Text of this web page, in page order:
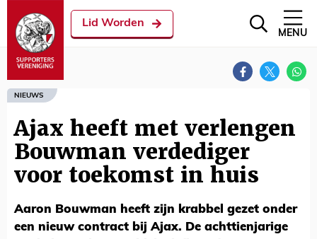
Lid Worden
MENU
NIEUWS
Ajax heeft met verlengen
Bouwman verdediger
voor toekomst in huis
Aaron Bouwman heeft zijn krabbel gezet onder
een nieuw contract bij Ajax. De achttienjarige